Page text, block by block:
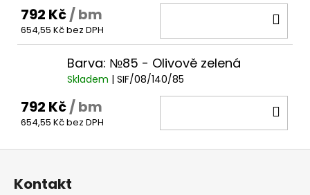
792 Kč/ bm
654,55 Kč bez DPH
Barva: №85 - Olivově zelená
Skladem | SIF/08/140/85
792 Kč/ bm
654,55 Kč bez DPH
Z
Kontakt